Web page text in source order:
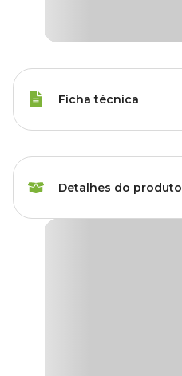
Ficha técnica
Modo de
Detalhes do produto